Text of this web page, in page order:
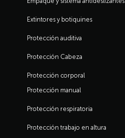
Extintores y botiquines
Protección auditiva
Protección Cabeza
Protección corporal
Protección manual
Protección respiratoria
Protección trabajo en altura